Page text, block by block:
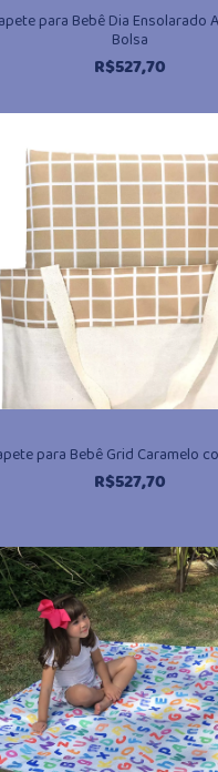
para Bebê Dia Ensolarado
Bolsa
R$527,70
para Bebê Grid Caramelo
R$527,70